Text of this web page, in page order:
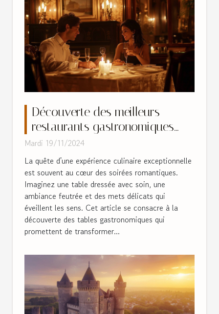
Découverte des meilleurs
restaurants gastronomiques
pour une soirée romantique
Mardi 19/11/2024
La quête d'une expérience culinaire exceptionnelle
est souvent au cœur des soirées romantiques.
Imaginez une table dressée avec soin, une
ambiance feutrée et des mets délicats qui
éveillent les sens. Cet article se consacre à la
découverte des tables gastronomiques qui
promettent de transformer...